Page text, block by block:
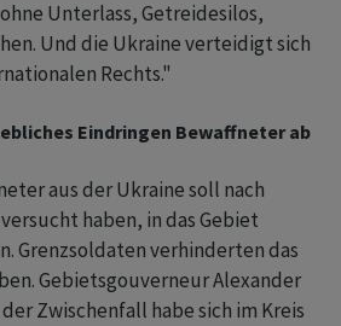
Unterlass, Getreidesilos,
Und die Ukraine verteidigt sich
Rechts."
Eindringen Bewaffneter ab
aus der Ukraine soll nach
haben, in das Gebiet
Grenzsoldaten verhinderten das
Gebietsgouverneur Alexander
Zwischenfall habe sich im Kreis